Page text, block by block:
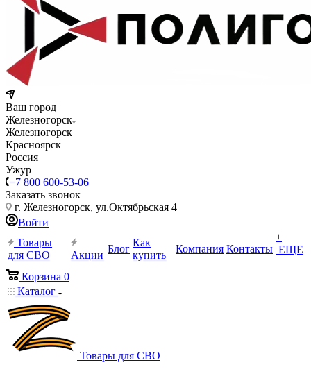
Ваш город
Железногорск
Железногорск
Красноярск
Россия
Ужур
+7 800 600-53-06
Заказать звонок
г. Железногорск, ул.Октябрьская 4
Войти
Товары
для СВО
Акции
Блог
Как
купить
Компания Контакты
+
ЕЩЕ
Корзина 0
Каталог
Товары для СВО